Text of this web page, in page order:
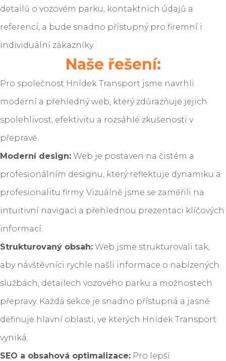
detailů o vozovém parku, kontaktních údajů a
referencí, a bude snadno přístupný pro firemní i
individuální zákazníky.
Naše řešení:
Pro společnost Hnídek Transport jsme navrhli
moderní a přehledný web, který zdůrazňuje jejich
spolehlivost, efektivitu a rozsáhlé zkušenosti v
přepravě.
Moderní design: Web je postaven na čistém a
profesionálním designu, který reflektuje dynamiku a
profesionalitu firmy. Vizuálně jsme se zaměřili na
intuitivní navigaci a přehlednou prezentaci klíčových
informací.
Strukturovaný obsah: Web jsme strukturovali tak,
aby návštěvníci rychle našli informace o nabízených
službách, detailech vozového parku a možnostech
přepravy. Každá sekce je snadno přístupná a jasně
definuje hlavní oblasti, ve kterých Hnídek Transport
vyniká.
SEO a obsahová optimalizace: Pro lepší